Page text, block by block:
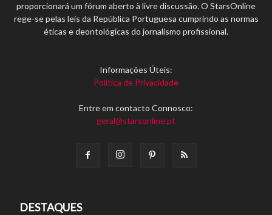
proporcionará um fórum aberto à livre discussão. O StarsOnline
rege-se pelas leis da República Portuguesa cumprindo as normas
éticas e deontológicas do jornalismo profissional.
Informações Úteis:
Política de Privacidade
Entre em contacto Connosco:
geral@starsonline.pt
DESTAQUES